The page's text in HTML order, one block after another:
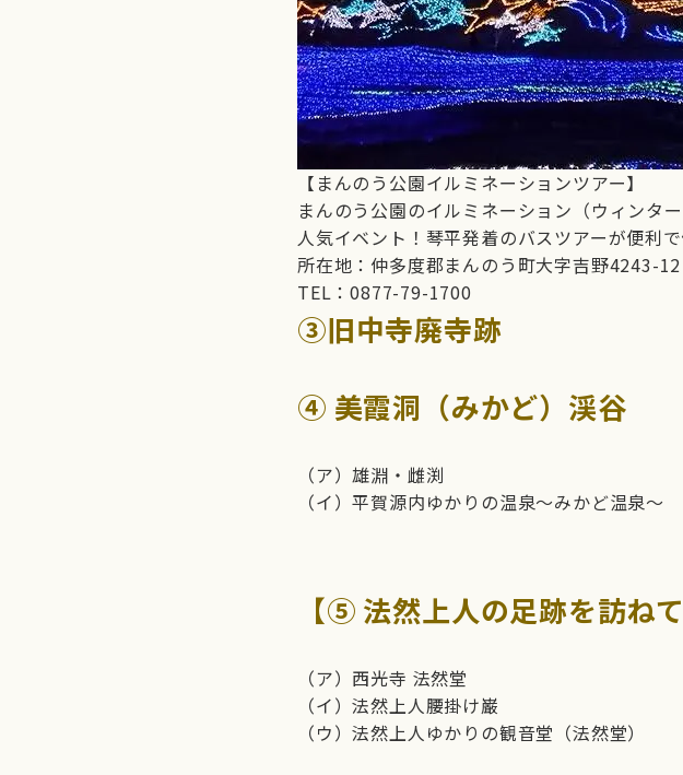
【まんのう公園イルミネーションツアー】
まんのう公園のイルミネーション（ウィンタ
人気イベント！琴平発着のバスツアーが便利
所在地：仲多度郡まんのう町大字吉野4243-12
TEL：0877-79-1700
➂旧中寺廃寺跡
④ 美霞洞（みかど）渓谷
（ア）雄淵・雌渕
（イ）平賀源内ゆかりの温泉～みかど温泉～
【⑤ 法然上人の足跡を訪ねて
（ア）西光寺 法然堂
（イ）法然上人腰掛け巌
（ウ）法然上人ゆかりの観音堂（法然堂）